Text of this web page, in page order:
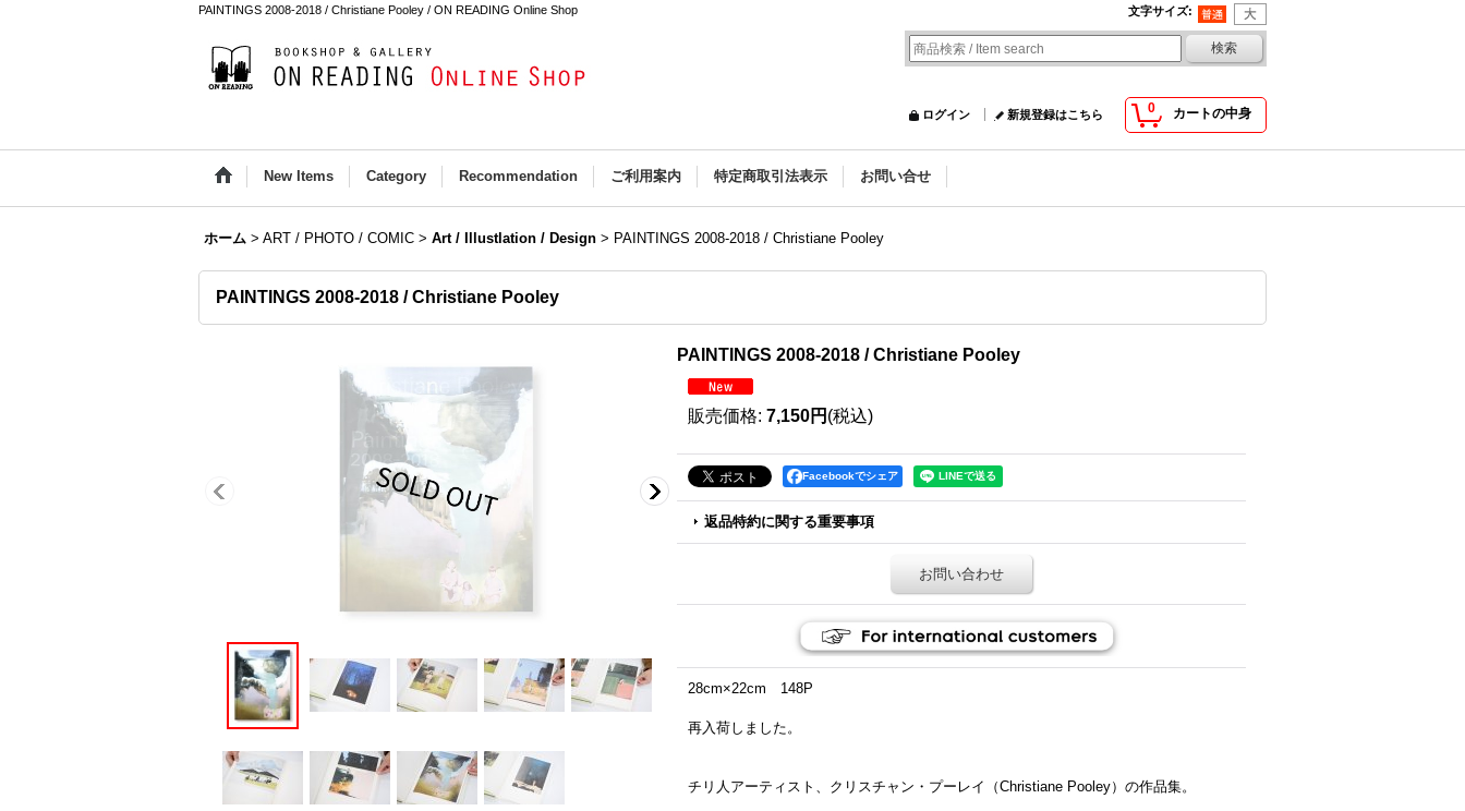
PAINTINGS 2008-2018 / Christiane Pooley / ON READING Online Shop 文字サイズ:
0 カートの中身
ログイン 新規登録はこちら
New Items Category Recommendation ご利用案内 特定商取引法表示 お問い合せ
ホーム > ART / PHOTO / COMIC > Art / Illustlation / Design > PAINTINGS 2008-2018 / Christiane Pooley
PAINTINGS 2008-2018 / Christiane Pooley
PAINTINGS 2008-2018 / Christiane Pooley
販売価格: 7,150円 (税込)
Facebookでシェア
返品特約に関する重要事項
お問い合わせ
28cm×22cm 148P
再入荷しました。
チリ人アーティスト、クリスチャン・プーレイ（Christiane Pooley）の作品集。